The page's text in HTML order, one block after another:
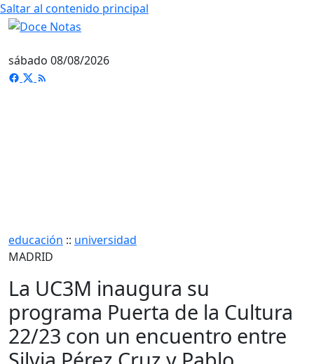
Saltar al contenido principal
sábado 08/08/2026
educación :: universidad
MADRID
La UC3M inaugura su
programa Puerta de la Cultura
22/23 con un encuentro entre